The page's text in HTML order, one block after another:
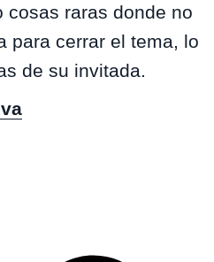
cosas raras donde no
para cerrar el tema, lo
de su invitada.